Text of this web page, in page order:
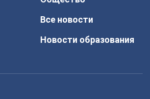
Все новости
Новости образования